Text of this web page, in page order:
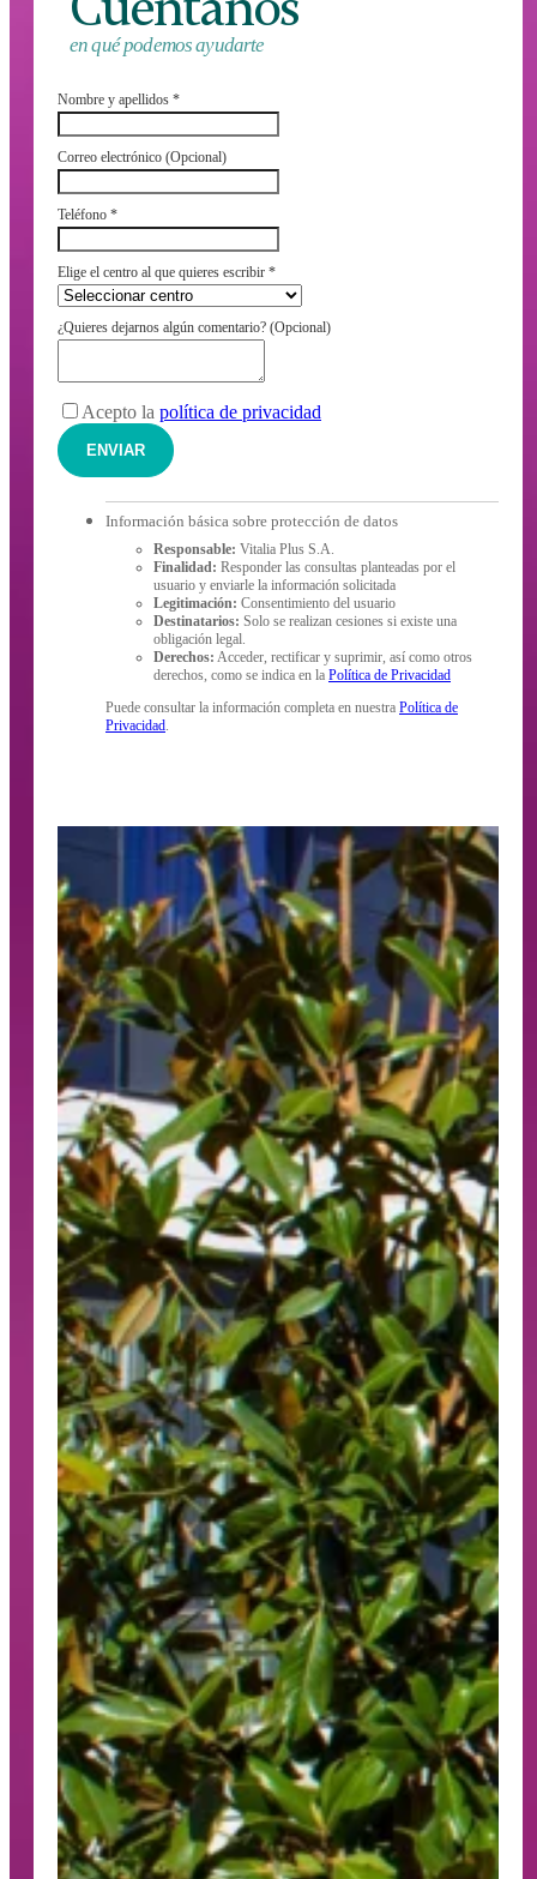
en qué podemos ayudarte
Nombre y apellidos *
Correo electrónico (Opcional)
Teléfono *
Elige el centro al que quieres escribir *
¿Quieres dejarnos algún comentario? (Opcional)
Acepto la política de privacidad
ENVIAR
Información básica sobre protección de datos
Responsable: Vitalia Plus S.A.
Finalidad: Responder las consultas planteadas por el
usuario y enviarle la información solicitada
Legitimación: Consentimiento del usuario
Destinatarios: Solo se realizan cesiones si existe una
obligación legal.
Derechos: Acceder, rectificar y suprimir, así como otros
derechos, como se indica en la Política de Privacidad
Puede consultar la información completa en nuestra Política de
Privacidad.